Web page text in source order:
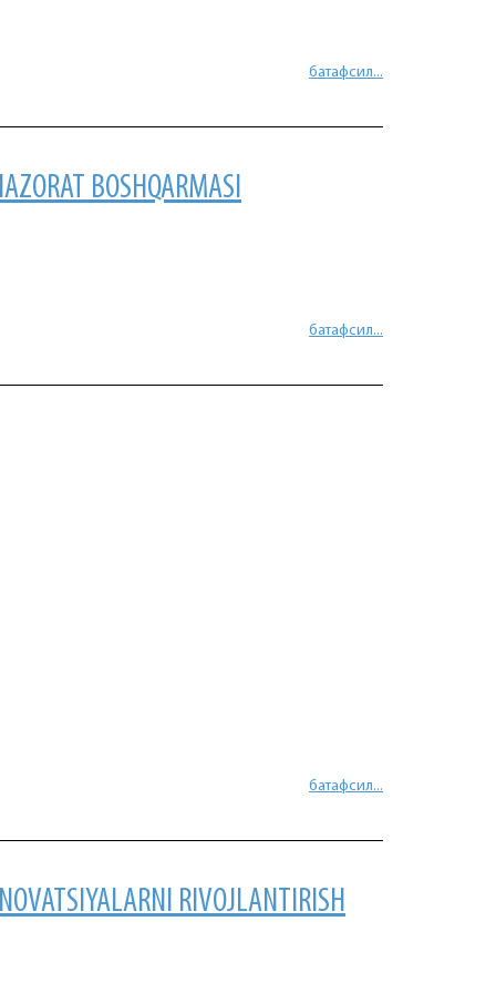
батафсил...
BOSHQARMASI
батафсил...
батафсил...
RIVOJLANTIRISH